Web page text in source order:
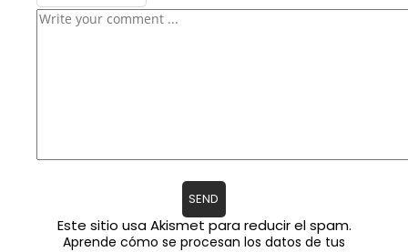
Este sitio usa Akismet para reducir el spam.
Aprende cómo se procesan los datos de tus